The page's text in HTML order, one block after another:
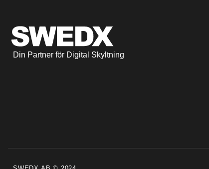
Din Partner för Digital Skyltning